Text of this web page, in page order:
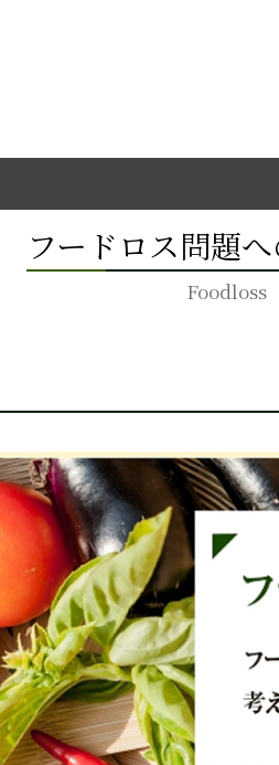
フードロス問題
Foodloss